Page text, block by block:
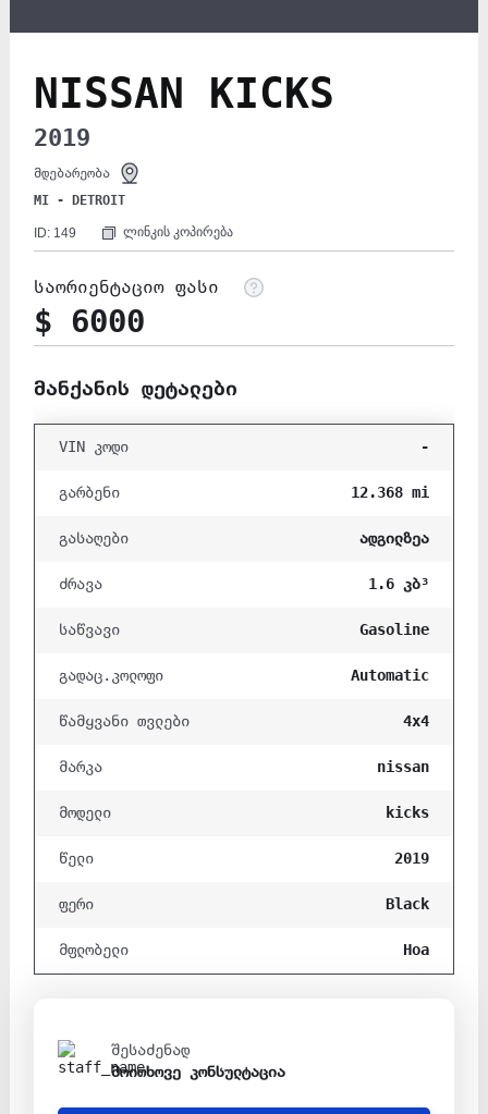
NISSAN KICKS
2019
მდებარეობა
MI - DETROIT
ID: 149 ლინკის კოპირება
საორიენტაციო ფასი
$ 6000
მანქანის დეტალები
VIN კოდი -
გარბენი 12.368 mi
გასაღები ადგილზეა
ძრავა 1.6 კბ³
საწვავი Gasoline
გადაც.კოლოფი Automatic
წამყვანი თვლები 4x4
მარკა nissan
მოდელი kicks
წელი 2019
ფერი Black
მფლობელი Hoa
შესაძენად
მოითხოვე კონსულტაცია